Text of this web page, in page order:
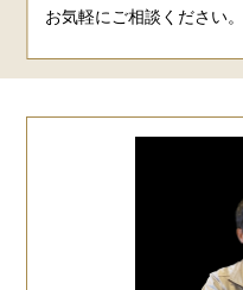
お気軽にご相談ください。